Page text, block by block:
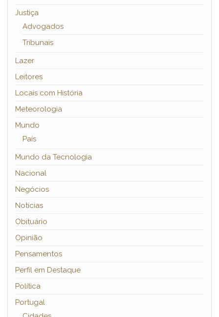
Justiça
Advogados
Tribunais
Lazer
Leitores
Locais com História
Meteorologia
Mundo
País
Mundo da Tecnologia
Nacional
Negócios
Notícias
Obituário
Opinião
Pensamentos
Perfil em Destaque
Política
Portugal